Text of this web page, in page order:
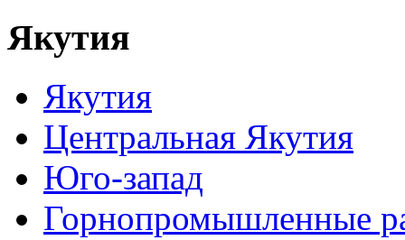
Якутия
Якутия
Центральная Якутия
Юго-запад
Горнопромышленные